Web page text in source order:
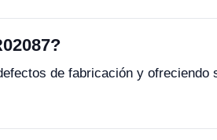
de fabricación y ofreciendo